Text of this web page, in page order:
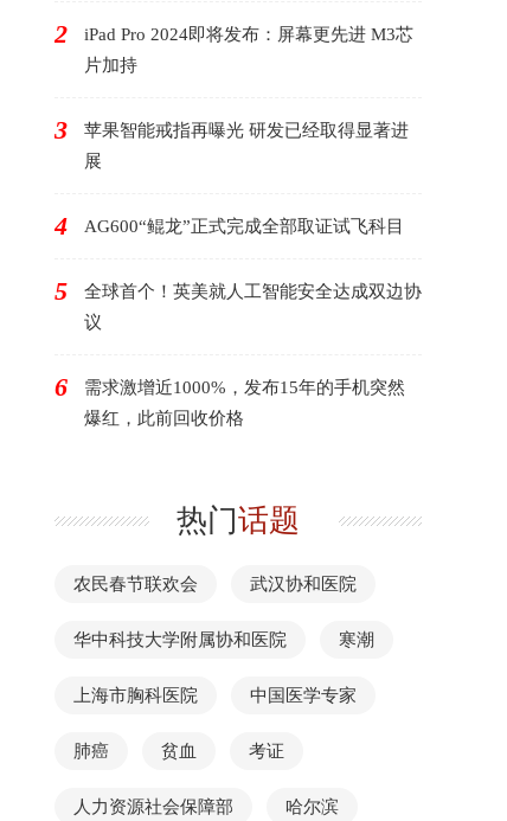
2
iPad Pro 2024即将发布：屏幕更先进 M3芯
片加持
3
苹果智能戒指再曝光 研发已经取得显著进
展
4 AG600“鲲龙”正式完成全部取证试飞科目
5
全球首个！英美就人工智能安全达成双边协
议
6
需求激增近1000%，发布15年的手机突然
爆红，此前回收价格
热门话题
农民春节联欢会 武汉协和医院
华中科技大学附属协和医院 寒潮
上海市胸科医院 中国医学专家
肺癌 贫血 考证
人力资源社会保障部 哈尔滨